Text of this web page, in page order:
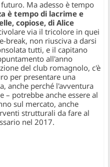
Ma adesso è tempo
è tempo di lacrime e
copiose, di Alice
via il tricolore in quei
break, non riusciva a darsi
tutti, e il capitano
all'anno
del club romagnolo, c'è
per presentare una
anche perché l'avventura
– potrebbe anche essere al
sul mercato, anche
strutturali da fare al
nel 2017.